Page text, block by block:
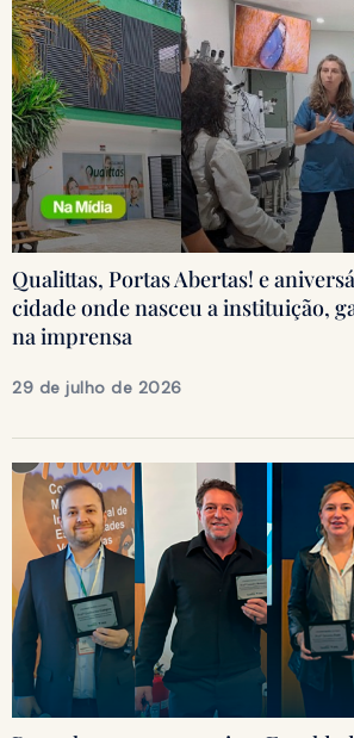
Qualittas, Portas Abertas! e
cidade onde nasceu a instituição,
na imprensa
29 de julho de 2026